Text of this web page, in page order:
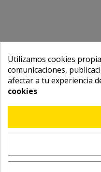
Utilizamos cookies
comunicaciones,
afectar a tu experiencia
cookies